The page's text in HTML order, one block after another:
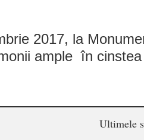
2017, la
ample în
Ultimele